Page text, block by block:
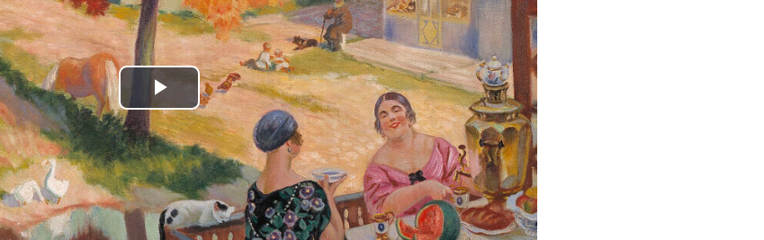
Play
Video